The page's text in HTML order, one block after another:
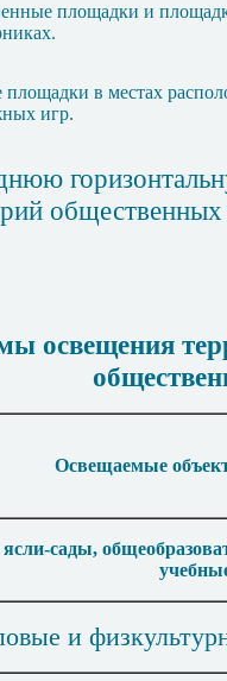
площадки и
площадки в местах
игр.
освещения
Освещаемые
ясли-сады,
и